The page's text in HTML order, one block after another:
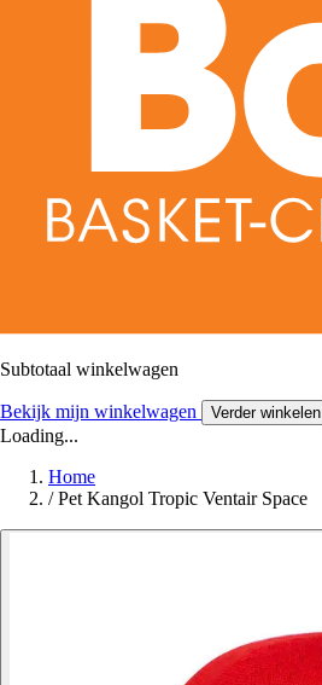
Subtotaal winkelwagen
Bekijk mijn winkelwagen Verder winkelen
Loading...
Home
/ Pet Kangol Tropic Ventair Space